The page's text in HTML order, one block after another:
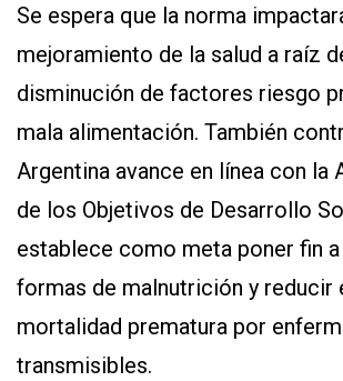
Se espera que la norma
mejoramiento de la salud a raíz
disminución de factores riesgo
mala alimentación. También
Argentina avance en línea con la
de los Objetivos de Desarrollo
establece como meta poner fin
formas de malnutrición y reducir
mortalidad prematura por
transmisibles.